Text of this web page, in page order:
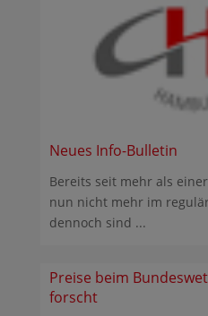
Neues Info-Bulletin
Bereits seit mehr als
nun nicht mehr im
dennoch sind ...
Preise beim
forscht